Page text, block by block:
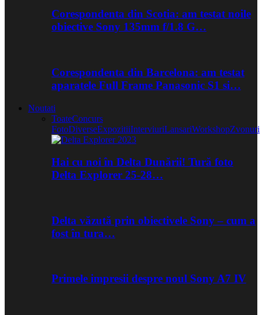
Corespondenta din Scotia: am testat noile
obiective Sony 135mm f/1.8 G…
Corespondenta din Barcelona: am testat
aparatele Full Frame Panasonic S1 si…
Noutati
ToateConcurs
FotoDiverseExpozitiiInterviuriLansariWorkshopZvonuri
Hai cu noi în Delta Dunării! Tură foto
Delta Explorer 25-28…
Delta văzută prin obiectivele Sony – cum a
fost în tura…
Primele impresii despre noul Sony A7 IV